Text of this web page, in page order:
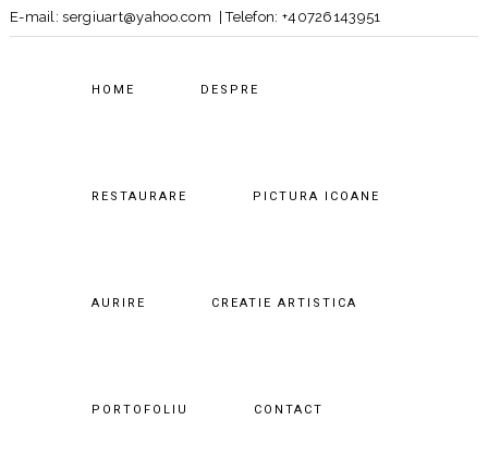
E-mail:sergiuart@yahoo.com | Telefon: +40726143951
HOME DESPRE
RESTAURARE PICTURA ICOANE
AURIRE CREATIE ARTISTICA
PORTOFOLIU CONTACT